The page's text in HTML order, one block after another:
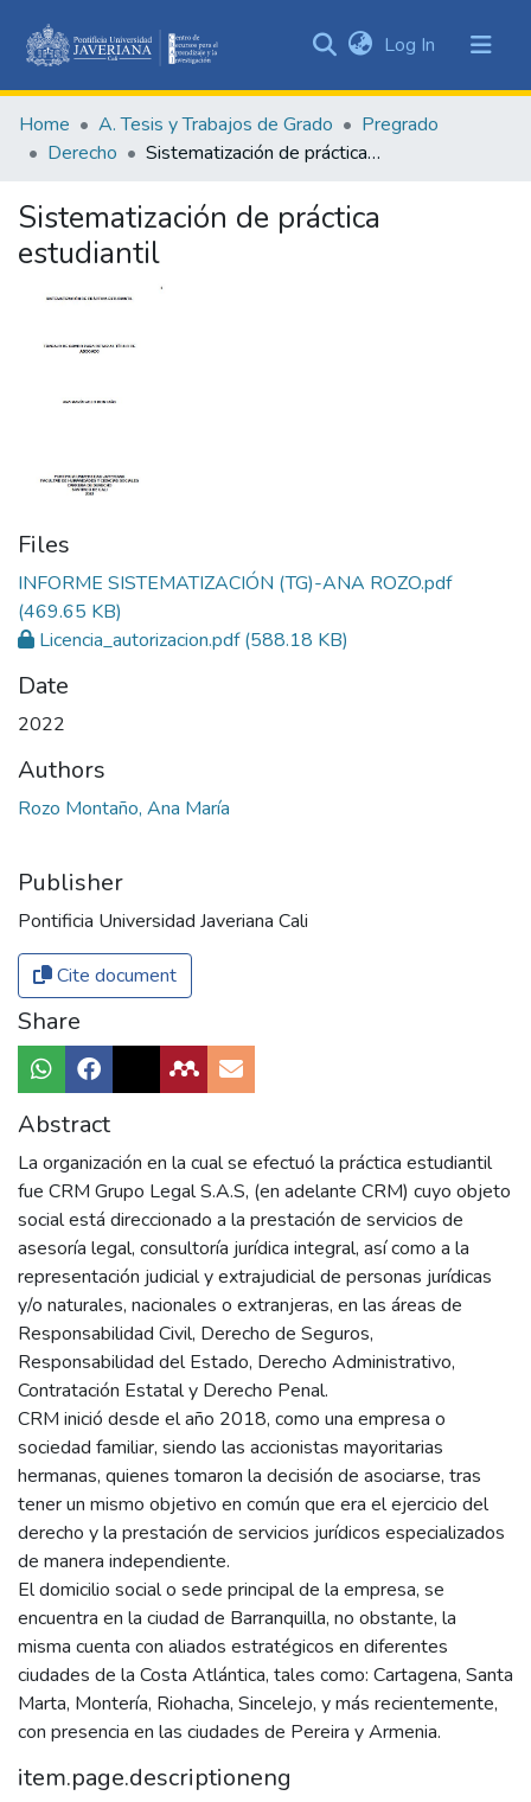
&
Collections
Statistics
Log In (current)
Home A. Tesis y Trabajos de Grado
Pregrado
Derecho
Sistematización de práctica estudiantil
Sistematización de práctica
estudiantil
Files
INFORME SISTEMATIZACIÓN (TG)-ANA ROZO.pdf
(469.65 KB)
Licencia_autorizacion.pdf(588.18 KB)
Date
2022
Authors
Rozo Montaño, Ana María
Publisher
Pontificia Universidad Javeriana Cali
Cite document
Share
Abstract
La organización en la cual se efectuó la práctica estudiantil
fue CRM Grupo Legal S.A.S, (en adelante CRM) cuyo objeto
social está direccionado a la prestación de servicios de
asesoría legal, consultoría jurídica integral, así como a la
representación judicial y extrajudicial de personas jurídicas
y/o naturales, nacionales o extranjeras, en las áreas de
Responsabilidad Civil, Derecho de Seguros,
Responsabilidad del Estado, Derecho Administrativo,
Contratación Estatal y Derecho Penal.
CRM inició desde el año 2018, como una empresa o
sociedad familiar, siendo las accionistas mayoritarias
hermanas, quienes tomaron la decisión de asociarse, tras
tener un mismo objetivo en común que era el ejercicio del
derecho y la prestación de servicios jurídicos especializados
de manera independiente.
El domicilio social o sede principal de la empresa, se
encuentra en la ciudad de Barranquilla, no obstante, la
misma cuenta con aliados estratégicos en diferentes
ciudades de la Costa Atlántica, tales como: Cartagena, Santa
Marta, Montería, Riohacha, Sincelejo, y más recientemente,
con presencia en las ciudades de Pereira y Armenia.
item.page.descriptioneng